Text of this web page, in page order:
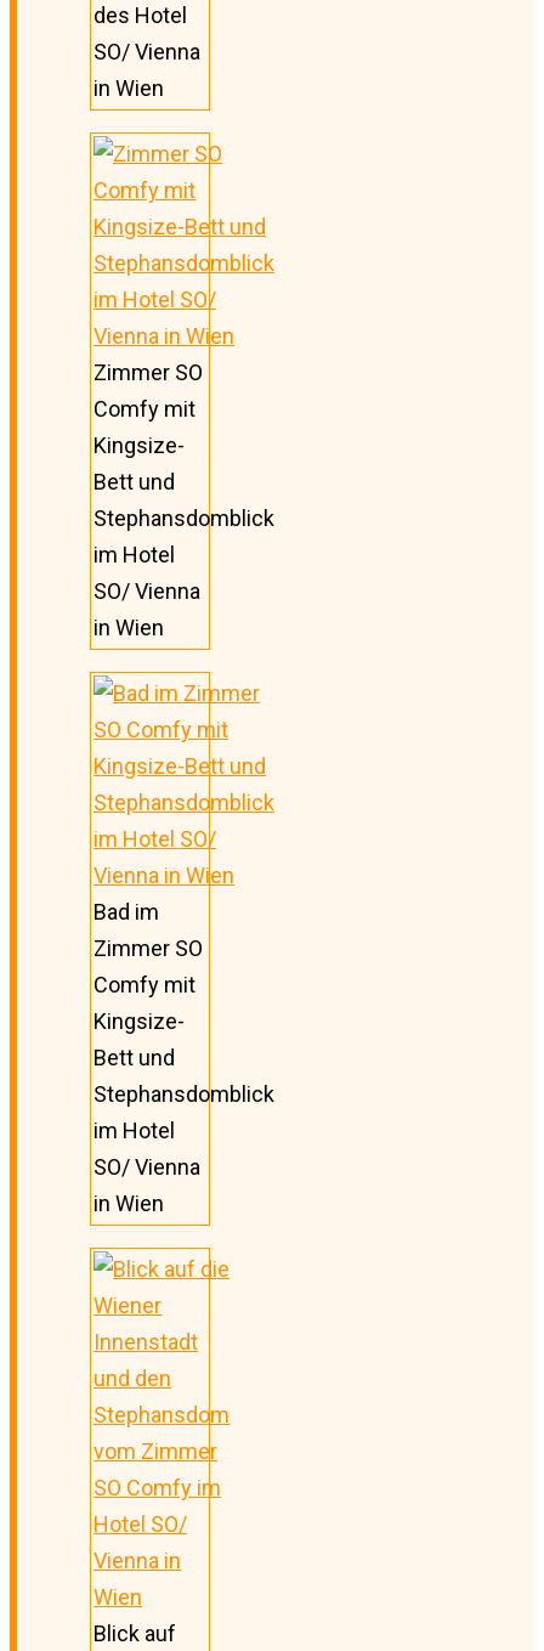
des Hotel
SO/ Vienna
in Wien
Zimmer SO
Comfy mit
Kingsize-
Bett und
Stephansdomblick
im Hotel
SO/ Vienna
in Wien
Bad im
Zimmer SO
Comfy mit
Kingsize-
Bett und
Stephansdomblick
im Hotel
SO/ Vienna
in Wien
Blick auf